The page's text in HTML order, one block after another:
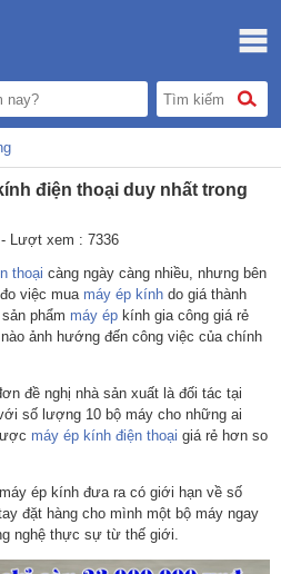
điện thoại duy nhất trong
- Lượt xem : 7336
thoại càng ngày càng nhiều, nhưng bên
việc mua máy ép kính do giá thành
phẩm máy ép kính gia công giá rẻ
ảnh hướng đến công việc của chính
đề nghị nhà sản xuất là đối tác tại
số lượng 10 bộ máy cho những ai
máy ép kính điện thoại giá rẻ hơn so
ép kính đưa ra có giới hạn về số
đặt hàng cho mình một bộ máy ngay
nghệ thực sự từ thế giới.